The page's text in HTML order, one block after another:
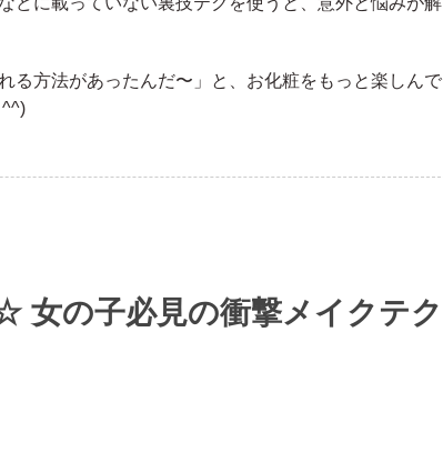
る方法があったんだ〜」と、お化粧をもっと楽しんで
女の子必見の衝撃メイクテク